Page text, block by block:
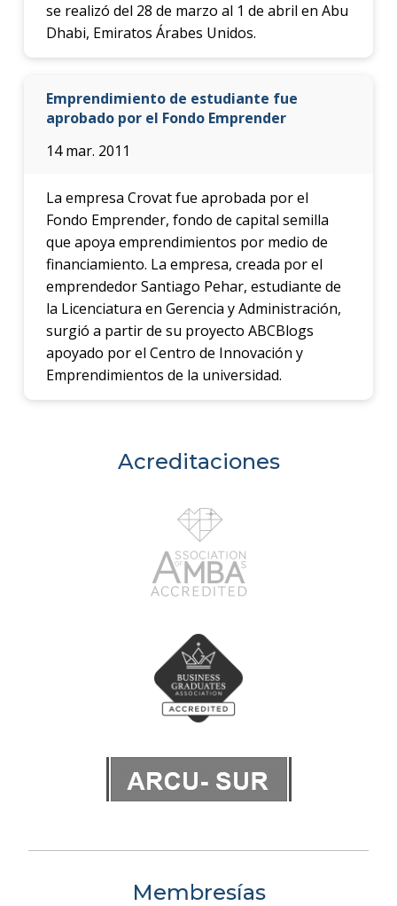
se realizó del 28 de marzo al 1 de abril en Abu
Dhabi, Emiratos Árabes Unidos.
Emprendimiento de estudiante fue
aprobado por el Fondo Emprender
14 mar. 2011
La empresa Crovat fue aprobada por el
Fondo Emprender, fondo de capital semilla
que apoya emprendimientos por medio de
financiamiento. La empresa, creada por el
emprendedor Santiago Pehar, estudiante de
la Licenciatura en Gerencia y Administración,
surgió a partir de su proyecto ABCBlogs
apoyado por el Centro de Innovación y
Emprendimientos de la universidad.
Acreditaciones
Membresías